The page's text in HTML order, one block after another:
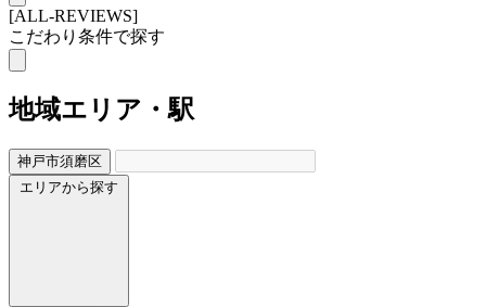
[ALL-REVIEWS]
こだわり条件で探す
地域エリア・駅
神戸市須磨区
エリアから探す